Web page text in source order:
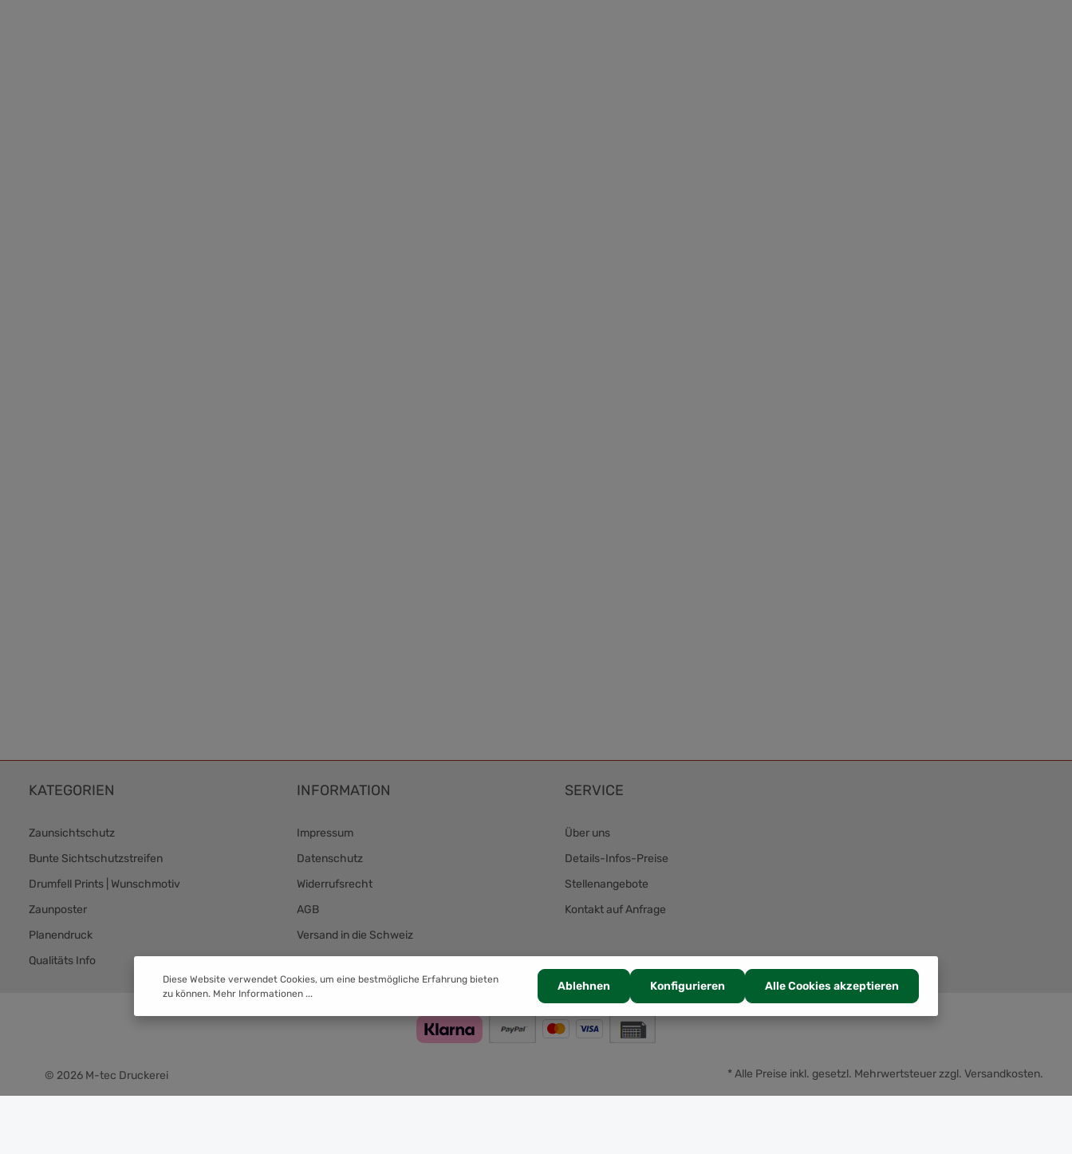
KATEGORIEN
Zaunsichtschutz
Bunte Sichtschutzstreifen
Drumfell Prints | Wunschmotiv
Zaunposter
Planendruck
Qualitäts Info
INFORMATION
Impressum
Datenschutz
Widerrufsrecht
AGB
Versand in die Schweiz
Versand & Zahlung
SERVICE
Über uns
Details-Infos-Preise
Stellenangebote
Kontakt auf Anfrage
© 2026 M-tec Druckerei * Alle Preise inkl. gesetzl. Mehrwertsteuer zzgl. Versandkosten.
Diese Website verwendet Cookies, um eine bestmögliche Erfahrung bieten
zu können. Mehr Informationen ...
Ablehnen Konfigurieren Alle Cookies akzeptieren